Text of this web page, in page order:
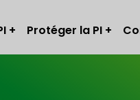
Protéger la PI